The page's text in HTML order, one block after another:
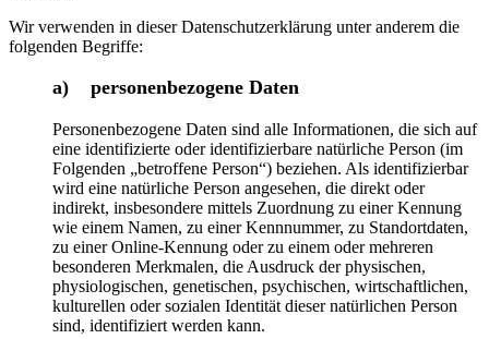
Wir verwenden in dieser Datenschutzerklärung unter anderem die
folgenden Begriffe:
a) personenbezogene Daten
Personenbezogene Daten sind alle Informationen, die sich auf
eine identifizierte oder identifizierbare natürliche Person (im
Folgenden „betroffene Person“) beziehen. Als identifizierbar
wird eine natürliche Person angesehen, die direkt oder
indirekt, insbesondere mittels Zuordnung zu einer Kennung
wie einem Namen, zu einer Kennnummer, zu Standortdaten,
zu einer Online-Kennung oder zu einem oder mehreren
besonderen Merkmalen, die Ausdruck der physischen,
physiologischen, genetischen, psychischen, wirtschaftlichen,
kulturellen oder sozialen Identität dieser natürlichen Person
sind, identifiziert werden kann.